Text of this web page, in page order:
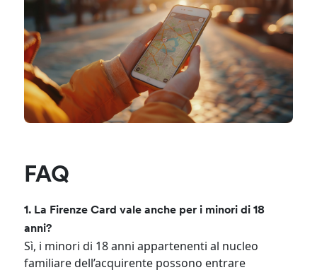
FAQ
1. La Firenze Card vale anche per i minori di 18
anni?
Sì, i minori di 18 anni appartenenti al nucleo
familiare dell’acquirente possono entrare